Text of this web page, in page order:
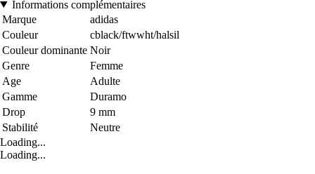
Informations complémentaires
Marque
adidas
Couleur
cblack/ftwwht/halsil
Couleur dominante Noir
Genre
Femme
Age
Adulte
Gamme
Duramo
Drop
9 mm
Stabilité
Neutre
Loading...
Loading...